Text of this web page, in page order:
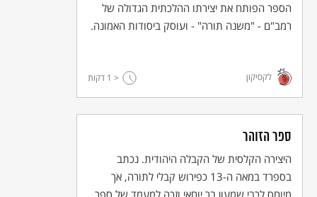
הספר הפותח את יצירתו ההלכתית הגדולה של
רמב"ם - "משנה תורה" - ועוסק ביסודות האמונה.
לקסיקון < 1 דקות
ספר הזוהר
היצירה הקלסית של הקבלה היהודית. נכתב
בספרד במאה ה-13 כפירוש קבלי לתורה, אך
מיוחס לרבי שמעון בר יוחאי וזכה למעמד של ספר